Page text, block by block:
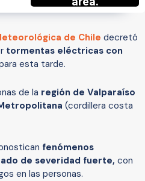
de Chile decretó
tormentas eléctricas con
esta tarde.
de la región de Valparaíso
(cordillera costa
fenómenos
de severidad fuerte, con
en las personas.